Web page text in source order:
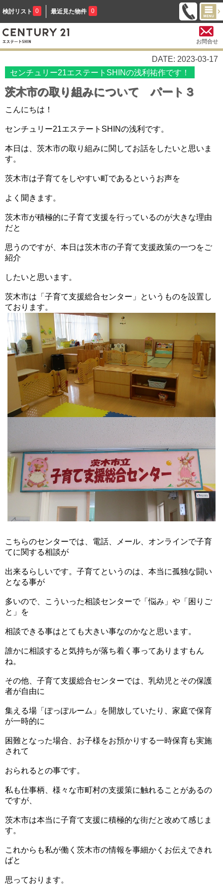
検討リスト 0 最近見た物件 0
お問合せ
DATE: 2023-03-17
センチュリー21エステートSHINの浅利祐作です！
茨木市の取り組みについて パート３
こんにちは！
センチュリー21エステートSHINの浅利です。
本日は、茨木市の取り組みに関してお話をしたいと思いま
す。
茨木市は子育てをしやすい町であるというお声を
よく聞きます。
茨木市が積極的に子育て支援を行っているのが大きな理由
だと
思うのですが、本日は茨木市の子育て支援政策の一つをご
紹介
したいと思います。
茨木市は「子育て支援総合センター」というものを設置し
ております。
こちらのセンターでは、電話、メール、オンラインで子育
てに関する相談が
出来るらしいです。子育てというのは、本当に孤独な闘い
となる事が
多いので、こういった相談センターで「悩み」や「困りご
と」を
相談できる事はとても大きい事なのかなと思います。
誰かに相談すると気持ちが落ち着く事ってありますもん
ね。
その他、子育て支援総合センターでは、乳幼児とその保護
者が自由に
集える場「ぽっぽルーム」を開放していたり、家庭で保育
が一時的に
困難となった場合、お子様をお預かりする一時保育も実施
されて
おられるとの事です。
私も仕事柄、様々な市町村の支援策に触れることがあるの
ですが、
茨木市は本当に子育て支援に積極的な街だと改めて感じま
す。
これからも私が働く茨木市の情報を事細かくお伝えできれ
ばと
思っております。